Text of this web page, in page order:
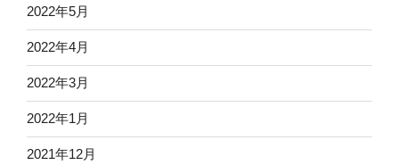
2022年5月
2022年4月
2022年3月
2022年1月
2021年12月